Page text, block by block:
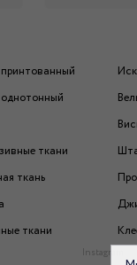
ткани
ткань
ткани
Instagram